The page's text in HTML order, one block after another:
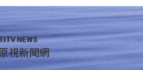
NEWS
視新聞網